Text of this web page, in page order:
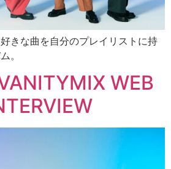
きな曲を自分のプレイリストに持
。
WEB